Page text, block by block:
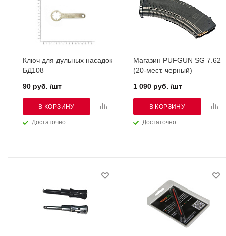
Ключ для дульных насадок
БД108
Достаточно
90 руб. /шт
В КОРЗИНУ
Магазин PUFGUN SG 7.62
(20-мест. черный)
Достаточно
1 090 руб. /шт
В КОРЗИНУ